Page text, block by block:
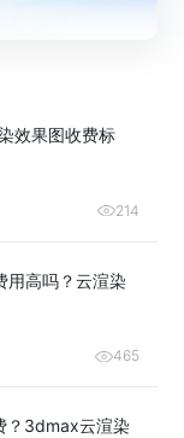
效果图收费标
214
用高吗？云渲染
465
？3dmax云渲染